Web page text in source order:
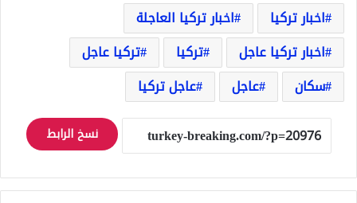
اخبار تركيا
اخبار تركيا العاجلة
اخبار تركيا عاجل
تركيا
تركيا عاجل
سكان
عاجل عاجل تركيا
نسخ الرابط